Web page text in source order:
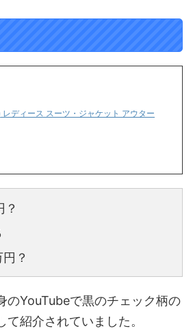
ディース スーツ・ジャケット アウター
？
のYouTubeで黒のチェック柄の
て紹介されていました。